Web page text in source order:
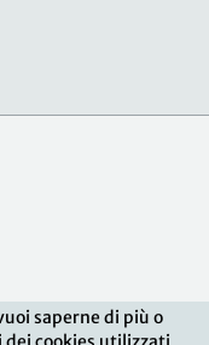
saperne di più o